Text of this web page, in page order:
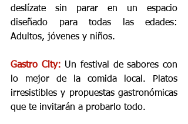
deslízate sin parar en un espacio
diseñado para todas las edades:
Adultos, jóvenes y niños.
Gastro City: Un festival de sabores con
lo mejor de la comida local. Platos
irresistibles y propuestas gastronómicas
que te invitarán a probarlo todo.